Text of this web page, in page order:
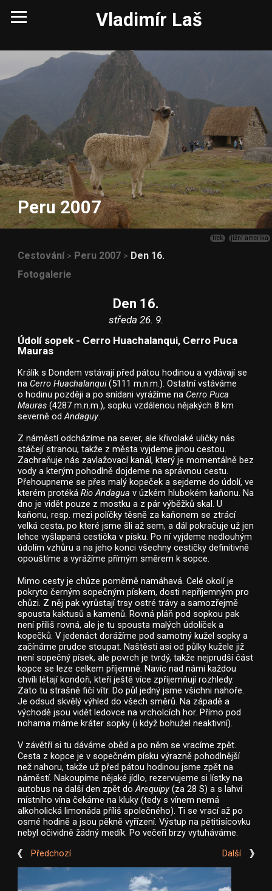
Vladimír Laš
Peru 2007
trek jižní amerika
Cestování> Peru 2007 > Den 16.
Fotogalerie
Den 16.
středa 26. 9.
Údolí sopek - Cerro Huachalanqui, Cerro Puca
Mauras
Králík s Dondem vstávají před pátou hodinou a vydávají se
na Cerro Huachalanqui(5111 m.n.m.). Ostatní vstáváme
o hodinu později a po snídani vyrážíme na Cerro Puca
Mauras (4287 m.n.m.), sopku vzdálenou nějakých 8 km
severně odAndaguy.
Z náměstí odcházíme na sever, ale křivolaké uličky nás
stáčejí stranou, takže z města vyjdeme jinou cestou.
Zachraňuje nás zavlažovací kanál, který je momentálně bez
vody a kterým pohodlně dojdeme na správnou cestu.
Přehoupneme se přes malý kopeček a sejdeme do údolí, ve
kterém protékáRio Andagua v úzkém hlubokém kaňonu. Na
dno je vidět pouze z mostku a z pár výběžků skal. U
kaňonu, resp. mezi políčky těsně za kaňonem se ztrácí
velká cesta, po které jsme šli až sem, a dál pokračuje už jen
lehce vyšlapaná cestička v písku. Po ní vyjdeme nedlouhým
údolím vzhůru a na jeho konci všechny cestičky definitivně
opouštíme a vyrážíme přímým směrem k sopce.
Mimo cesty je chůze poměrně namáhavá. Celé okolí je
pokryto černým sopečným pískem, dosti nepříjemným pro
chůzi. Z něj pak vyrůstají trsy ostré trávy a samozřejmě
spousta kaktusů a kamenů. Rovná pláň pod sopkou pak
není příliš rovná, ale je tu spousta malých údolíček a
kopečků. V jedenáct dorážíme pod samotný kužel sopky a
začínáme prudce stoupat. Naštěstí asi od půlky kužele již
není sopečný písek, ale povrch je tvrdý, takže nejprudší část
kopce se leze celkem příjemně. Navíc nad námi každou
chvíli létají kondoři, kteří ještě více zpříjemňují rozhledy.
Zato tu strašně fičí vítr. Do půl jedný jsme všichni nahoře.
Je odsud skvělý výhled do všech směrů. Na západě a
východě jsou vidět ledovce na vrcholcích hor. Přímo pod
nohama máme kráter sopky (i když bohužel neaktivní).
V závětří si tu dáváme oběd a po něm se vracíme zpět.
Cesta z kopce je v sopečném písku výrazně pohodlnější
než nahoru, takže už před pátou hodinou jsme zpět na
náměstí. Nakoupíme nějaké jídlo, rezervujeme si lístky na
autobus na další den zpět doArequipy (za 28 S) a s lahví
místního vína čekáme na kluky (tedy s vínem nemá
alkoholická limonáda příliš společného). Ti se vrací až po
osmé hodině a jsou pěkně vyřízení. Výstup na pětitisícovku
nebyl očividně žádný medík. Po večeři brzy vytuháváme.
Předchozí
Další